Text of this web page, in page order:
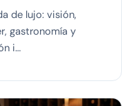
de lujo: visión,
gastronomía y
i…